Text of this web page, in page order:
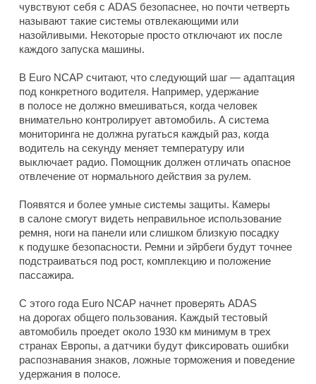
чувствуют себя с ADAS безопаснее, но почти четверть
называют такие системы отвлекающими или
назойливыми. Некоторые просто отключают их после
каждого запуска машины.
В Euro NCAP считают, что следующий шаг — адаптация
под конкретного водителя. Например, удержание
в полосе не должно вмешиваться, когда человек
внимательно контролирует автомобиль. А система
мониторинга не должна ругаться каждый раз, когда
водитель на секунду меняет температуру или
выключает радио. Помощник должен отличать опасное
отвлечение от нормального действия за рулем.
Появятся и более умные системы защиты. Камеры
в салоне смогут видеть неправильное использование
ремня, ноги на панели или слишком близкую посадку
к подушке безопасности. Ремни и эйрбеги будут точнее
подстраиваться под рост, комплекцию и положение
пассажира.
С этого года Euro NCAP начнет проверять ADAS
на дорогах общего пользования. Каждый тестовый
автомобиль проедет около 1930 км минимум в трех
странах Европы, а датчики будут фиксировать ошибки
распознавания знаков, ложные торможения и поведение
удержания в полосе.